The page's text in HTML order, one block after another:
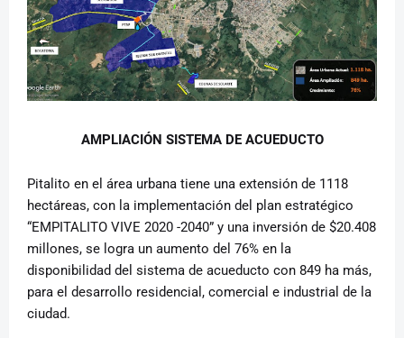
AMPLIACIÓN SISTEMA DE ACUEDUCTO
Pitalito en el área urbana tiene una extensión de 1118
hectáreas, con la implementación del plan estratégico
“EMPITALITO VIVE 2020 -2040” y una inversión de $20.408
millones, se logra un aumento del 76% en la
disponibilidad del sistema de acueducto con 849 ha más,
para el desarrollo residencial, comercial e industrial de la
ciudad.